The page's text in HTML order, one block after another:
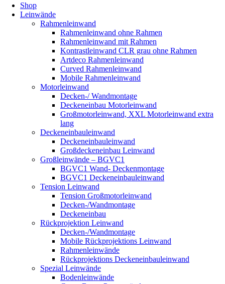
Shop
Leinwände
Rahmenleinwand
Rahmenleinwand ohne Rahmen
Rahmenleinwand mit Rahmen
Kontrastleinwand CLR grau ohne Rahmen
Artdeco Rahmenleinwand
Curved Rahmenleinwand
Mobile Rahmenleinwand
Motorleinwand
Decken-/ Wandmontage
Deckeneinbau Motorleinwand
Großmotorleinwand, XXL Motorleinwand extra
lang
Deckeneinbauleinwand
Deckeneinbauleinwand
Großdeckeneinbau Leinwand
Großleinwände – BGVC1
BGVC1 Wand- Deckenmontage
BGVC1 Deckeneinbauleinwand
Tension Leinwand
Tension Großmotorleinwand
Decken-/Wandmontage
Deckeneinbau
Rückprojektion Leinwand
Decken-/Wandmontage
Mobile Rückprojektions Leinwand
Rahmenleinwände
Rückprojektions Deckeneinbauleinwand
Spezial Leinwände
Bodenleinwände